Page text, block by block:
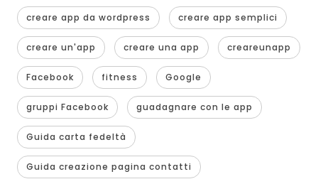
creare app da wordpress creare app semplici
creare un'app creare una app creareunapp
Facebook fitness Google
gruppi Facebook guadagnare con le app
Guida carta fedeltà
Guida creazione pagina contatti